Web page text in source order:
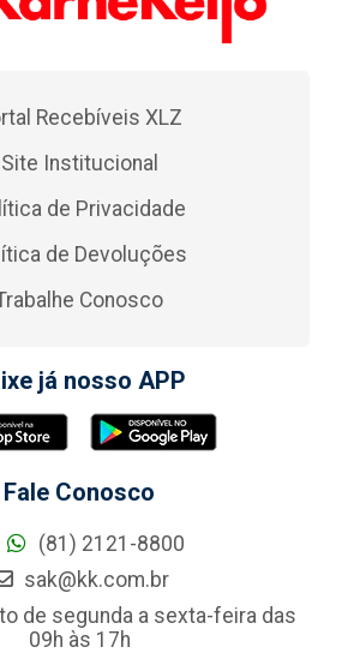
Recebíveis XLZ
Site Institucional
de Privacidade
de Devoluções
Conosco
já nosso APP
Fale Conosco
(81) 2121-8800
sak@kk.com.br
de segunda a sexta-feira das
09h às 17h